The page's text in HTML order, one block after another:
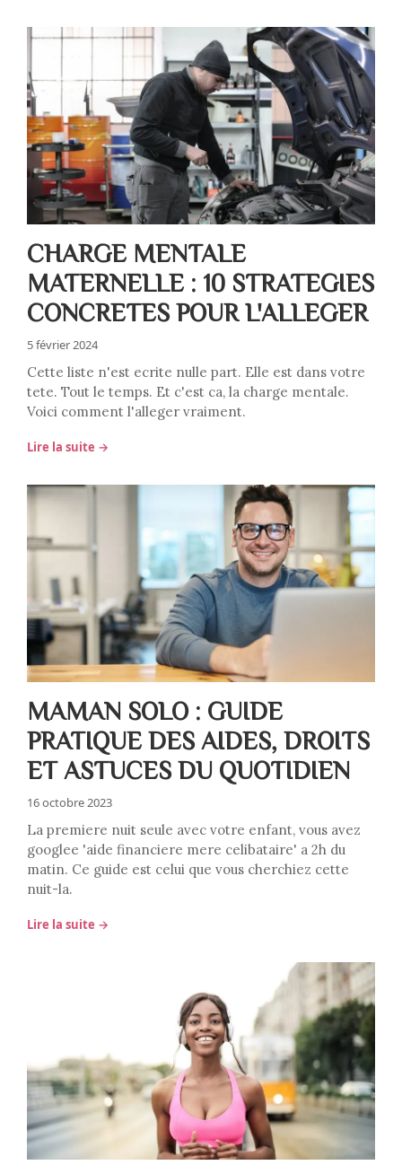
CHARGE MENTALE
MATERNELLE : 10 STRATEGIES
CONCRETES POUR L'ALLEGER
5 février 2024
Cette liste n'est ecrite nulle part. Elle est dans votre
tete. Tout le temps. Et c'est ca, la charge mentale.
Voici comment l'alleger vraiment.
Lire la suite →
MAMAN SOLO : GUIDE
PRATIQUE DES AIDES, DROITS
ET ASTUCES DU QUOTIDIEN
16 octobre 2023
La premiere nuit seule avec votre enfant, vous avez
googlee 'aide financiere mere celibataire' a 2h du
matin. Ce guide est celui que vous cherchiez cette
nuit-la.
Lire la suite →